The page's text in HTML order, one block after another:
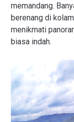
memandang.
berenang di
menikmati
biasa indah.